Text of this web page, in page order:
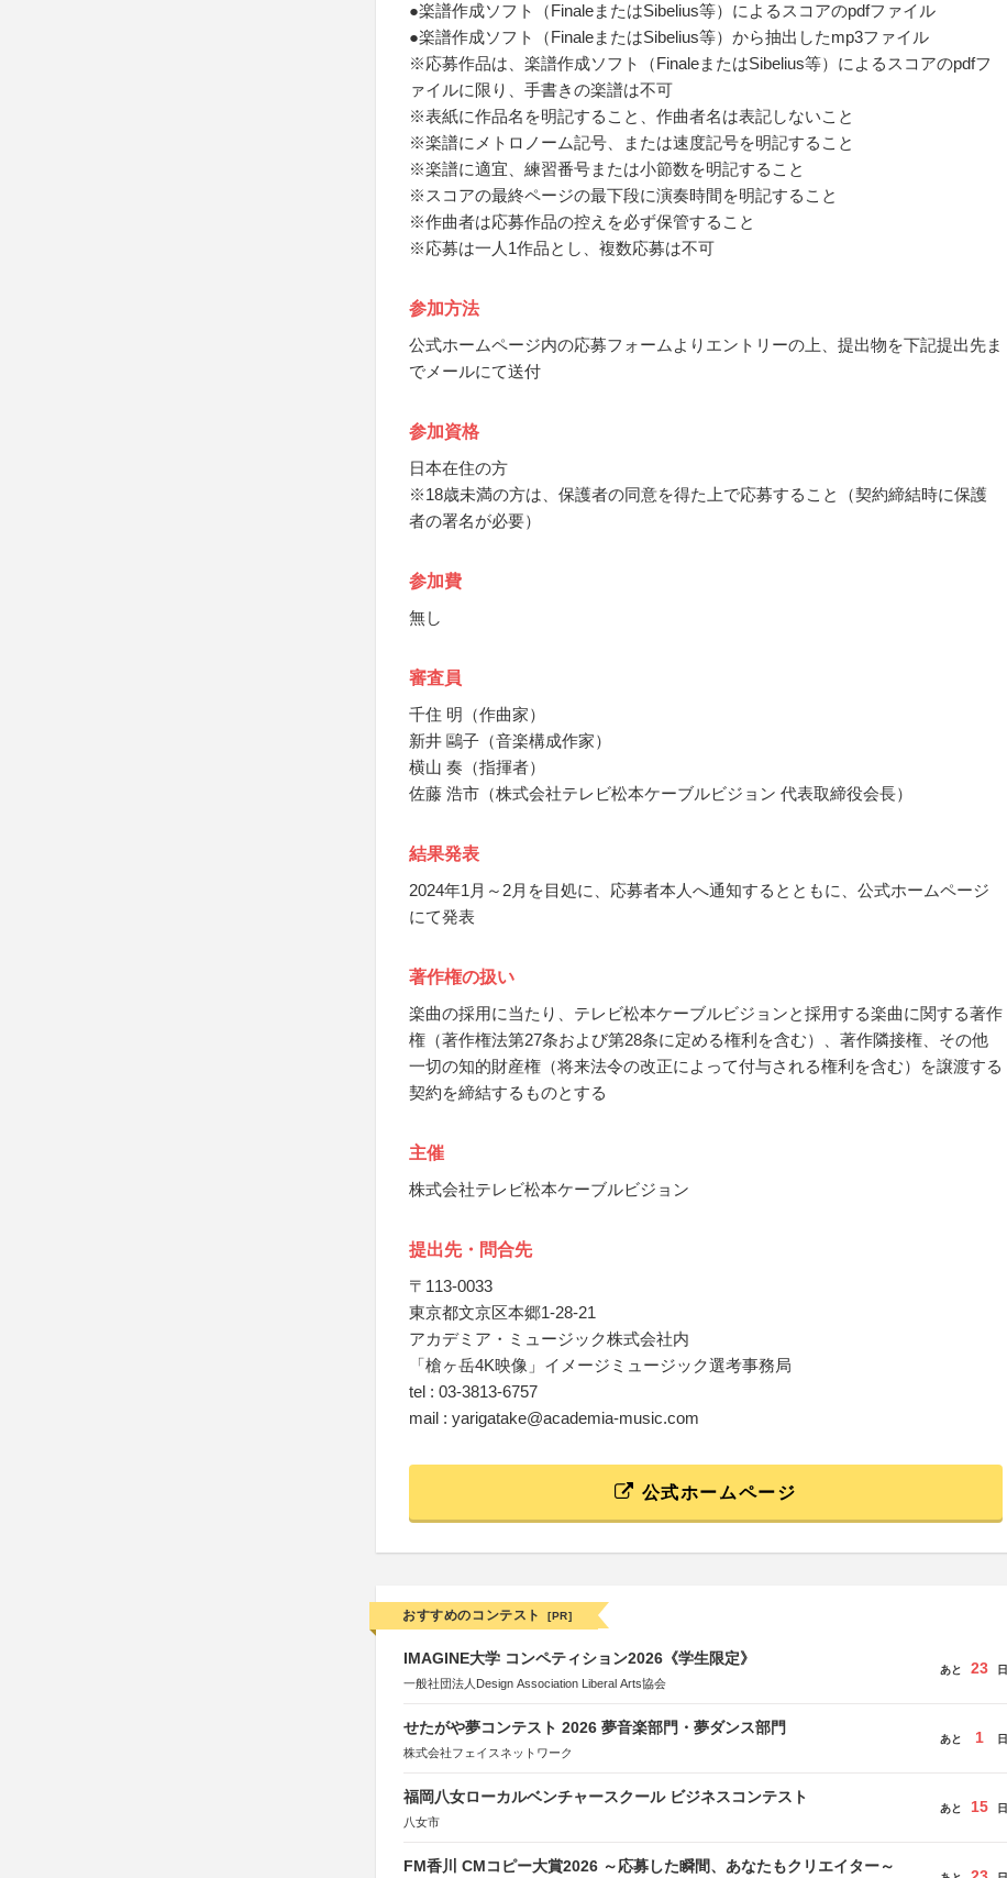
●楽譜作成ソフト（FinaleまたはSibelius等）によるスコアのpdfファイル
●楽譜作成ソフト（FinaleまたはSibelius等）から抽出したmp3ファイル
※応募作品は、楽譜作成ソフト（FinaleまたはSibelius等）によるスコアのpdfフ
ァイルに限り、手書きの楽譜は不可
※表紙に作品名を明記すること、作曲者名は表記しないこと
※楽譜にメトロノーム記号、または速度記号を明記すること
※楽譜に適宜、練習番号または小節数を明記すること
※スコアの最終ページの最下段に演奏時間を明記すること
※作曲者は応募作品の控えを必ず保管すること
※応募は一人1作品とし、複数応募は不可
参加方法
公式ホームページ内の応募フォームよりエントリーの上、提出物を下記提出先ま
でメールにて送付
参加資格
日本在住の方
※18歳未満の方は、保護者の同意を得た上で応募すること（契約締結時に保護
者の署名が必要）
参加費
無し
審査員
千住 明（作曲家）
新井 鷗子（音楽構成作家）
横山 奏（指揮者）
佐藤 浩市（株式会社テレビ松本ケーブルビジョン 代表取締役会長）
結果発表
2024年1月～2月を目処に、応募者本人へ通知するとともに、公式ホームページ
にて発表
著作権の扱い
楽曲の採用に当たり、テレビ松本ケーブルビジョンと採用する楽曲に関する著作
権（著作権法第27条および第28条に定める権利を含む）、著作隣接権、その他
一切の知的財産権（将来法令の改正によって付与される権利を含む）を譲渡する
契約を締結するものとする
主催
株式会社テレビ松本ケーブルビジョン
提出先・問合先
〒113-0033
東京都文京区本郷1-28-21
アカデミア・ミュージック株式会社内
「槍ヶ岳4K映像」イメージミュージック選考事務局
tel : 03-3813-6757
mail : yarigatake@academia-music.com
公式ホームページ
おすすめのコンテスト [PR]
IMAGINE大学 コンペティション2026《学生限定》
一般社団法人Design Association Liberal Arts協会
あと 23 日
せたがや夢コンテスト 2026 夢音楽部門・夢ダンス部門
株式会社フェイスネットワーク
あと 1 日
福岡八女ローカルベンチャースクール ビジネスコンテスト
八女市
あと 15 日
FM香川 CMコピー大賞2026 ～応募した瞬間、あなたもクリエイター～